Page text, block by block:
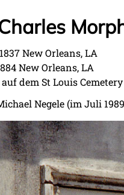
New Orleans, LA
New Orleans, LA
dem St Louis
Negele (im Juli